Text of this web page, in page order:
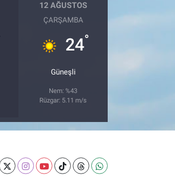
12 AĞUSTOS
ÇARŞAMBA
24°
Güneşli
Nem: %43
Rüzgar: 5.11 m/s